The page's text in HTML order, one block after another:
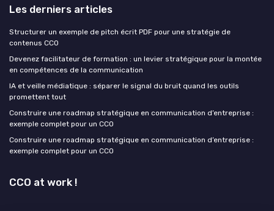
Les derniers articles
Structurer un exemple de pitch écrit PDF pour une stratégie de
contenus CCO
Devenez facilitateur de formation : un levier stratégique pour la montée
en compétences de la communication
IA et veille médiatique : séparer le signal du bruit quand les outils
promettent tout
Construire une roadmap stratégique en communication d’entreprise :
exemple complet pour un CCO
Construire une roadmap stratégique en communication d’entreprise :
exemple complet pour un CCO
CCO at work !